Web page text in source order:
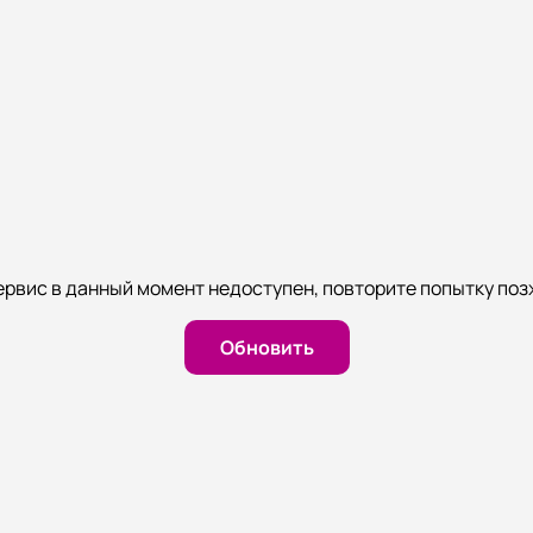
в данный момент недоступен, повторите попытку
Обновить